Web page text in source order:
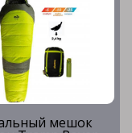
мешок